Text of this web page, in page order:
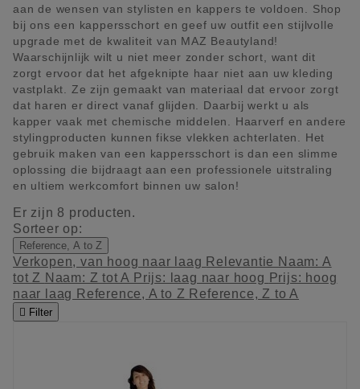
aan de wensen van stylisten en kappers te voldoen. Shop
bij ons een kappersschort en geef uw outfit een stijlvolle
upgrade met de kwaliteit van MAZ Beautyland!
Waarschijnlijk wilt u niet meer zonder schort, want dit
zorgt ervoor dat het afgeknipte haar niet aan uw kleding
vastplakt. Ze zijn gemaakt van materiaal dat ervoor zorgt
dat haren er direct vanaf glijden. Daarbij werkt u als
kapper vaak met chemische middelen. Haarverf en andere
stylingproducten kunnen fikse vlekken achterlaten. Het
gebruik maken van een kappersschort is dan een slimme
oplossing die bijdraagt aan een professionele uitstraling
en ultiem werkcomfort binnen uw salon!
Er zijn 8 producten.
Sorteer op:
Reference, A to Z
Verkopen, van hoog naar laag Relevantie Naam: A
tot Z Naam: Z tot A Prijs: laag naar hoog Prijs: hoog
naar laag Reference, A to Z Reference, Z to A
 Filter